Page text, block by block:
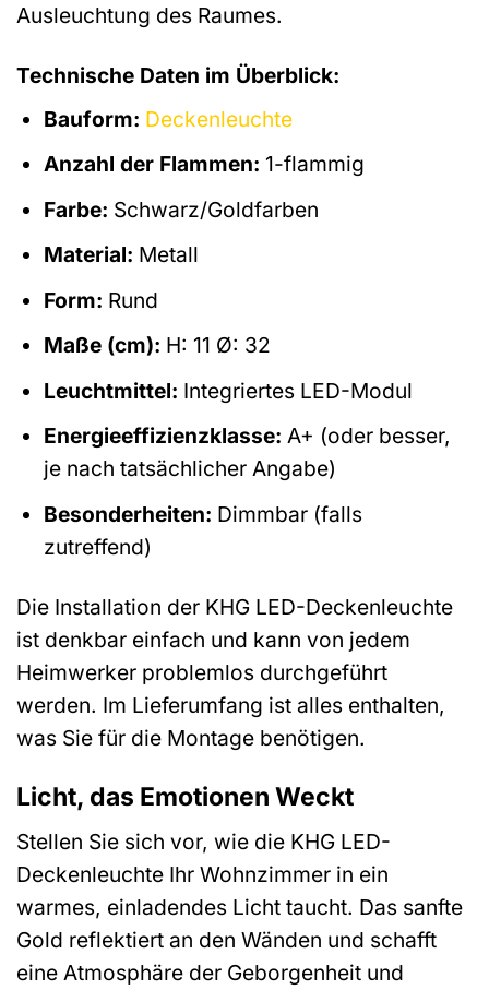
Ausleuchtung des Raumes.
Technische Daten im Überblick:
Bauform: Deckenleuchte
Anzahl der Flammen: 1-flammig
Farbe: Schwarz/Goldfarben
Material: Metall
Form: Rund
Maße (cm): H: 11 Ø: 32
Leuchtmittel: Integriertes LED-Modul
Energieeffizienzklasse: A+ (oder besser,
je nach tatsächlicher Angabe)
Besonderheiten: Dimmbar (falls
zutreffend)
Die Installation der KHG LED-Deckenleuchte
ist denkbar einfach und kann von jedem
Heimwerker problemlos durchgeführt
werden. Im Lieferumfang ist alles enthalten,
was Sie für die Montage benötigen.
Licht, das Emotionen Weckt
Stellen Sie sich vor, wie die KHG LED-
Deckenleuchte Ihr Wohnzimmer in ein
warmes, einladendes Licht taucht. Das sanfte
Gold reflektiert an den Wänden und schafft
eine Atmosphäre der Geborgenheit und